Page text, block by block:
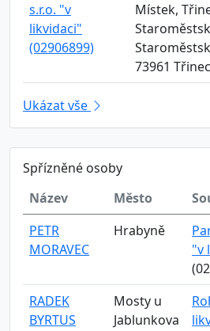
s.r.o. "v
likvidaci"
(02906899)
Místek,
73961 Třinec
Ukázat vše
Spřízněné osoby
Název
Město
PETR
MORAVEC
Hrabyně
"v
RADEK
BYRTUS
Mosty u
Jablunkova